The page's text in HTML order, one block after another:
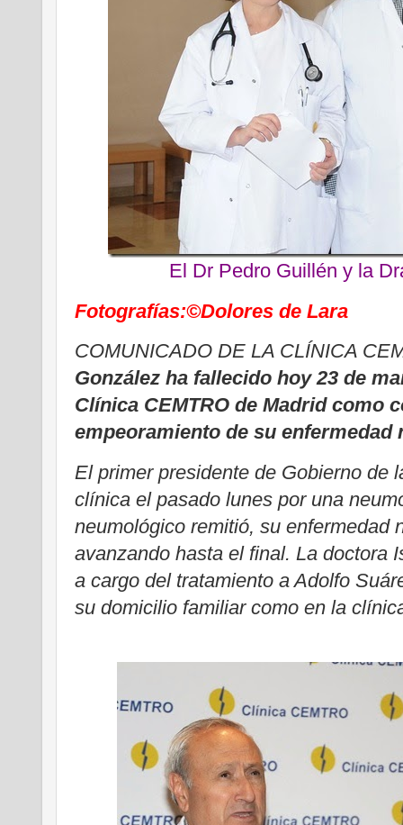
El Dr Pedro Guillén y la
Fotografías:©Dolores de Lara
COMUNICADO DE LA CLÍNICA
González ha fallecido hoy 23 de
Clínica CEMTRO de Madrid como
empeoramiento de su enfermedad
El primer presidente de Gobierno de
clínica el pasado lunes por una
neumológico remitió, su enfermedad
avanzando hasta el final. La doctora
a cargo del tratamiento a Adolfo
su domicilio familiar como en la